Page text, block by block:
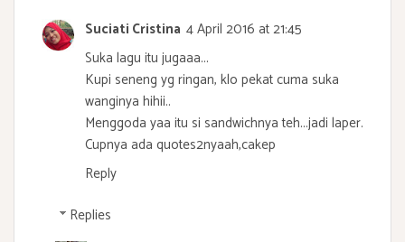
Suciati Cristina 4 April 2016 at 21:45
Suka lagu itu jugaaa...
Kupi seneng yg ringan, klo pekat cuma suka
wanginya hihii..
Menggoda yaa itu si sandwichnya teh...jadi laper.
Cupnya ada quotes2nyaah,cakep
Reply
Replies